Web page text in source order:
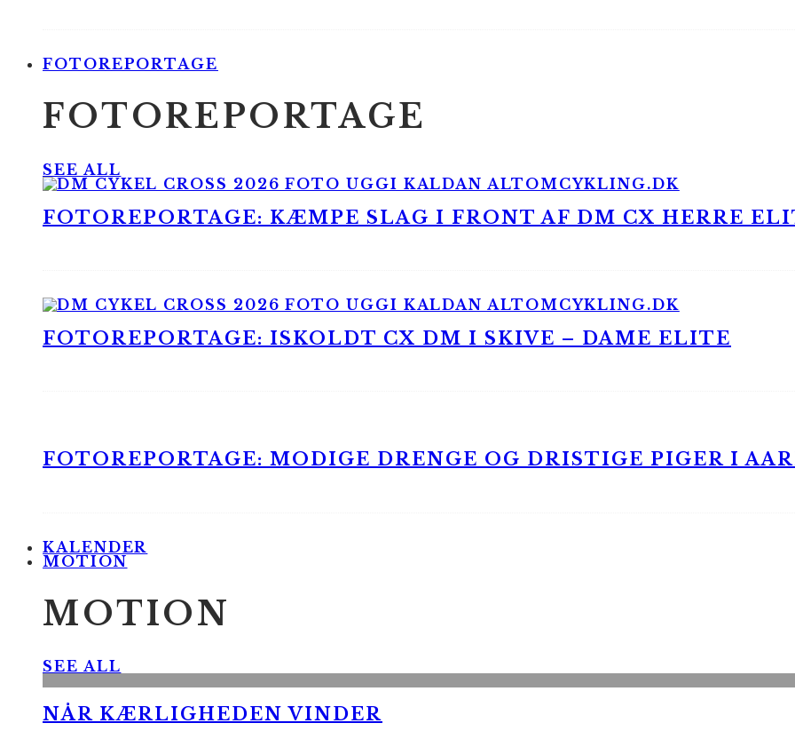
FOTOREPORTAGE
FOTOREPORTAGE
SEE ALL
FOTOREPORTAGE: KÆMPE SLAG I FRONT AF DM CX HERRE
FOTOREPORTAGE: ISKOLDT CX DM I SKIVE – DAME ELITE
FOTOREPORTAGE: MODIGE DRENGE OG DRISTIGE PIGER I
KALENDER
MOTION
MOTION
SEE ALL
NÅR KÆRLIGHEDEN VINDER